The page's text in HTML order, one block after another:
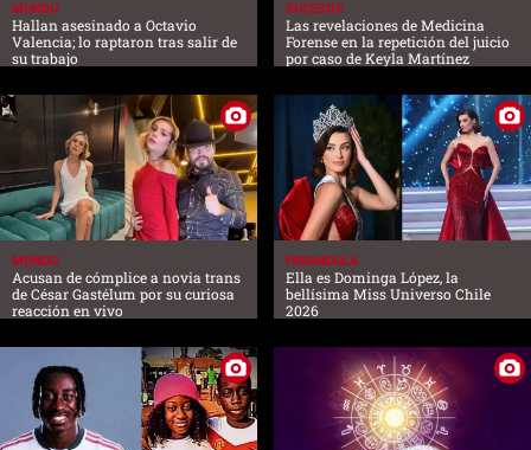
MUNDO
Hallan asesinado a Octavio
Valencia; lo raptaron tras salir de
su trabajo
SUCESOS
Las revelaciones de Medicina
Forense en la repetición del juicio
por caso de Keyla Martínez
MUNDO
Acusan de cómplice a novia trans
de César Gastélum por su curiosa
reacción en vivo
FARANDULA
Ella es Dominga López, la
bellísima Miss Universo Chile
2026